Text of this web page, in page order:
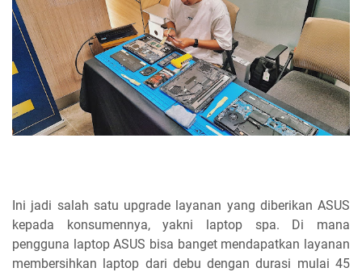
Ini jadi salah satu upgrade layanan yang diberikan ASUS
kepada konsumennya, yakni laptop spa. Di mana
pengguna laptop ASUS bisa banget mendapatkan layanan
membersihkan laptop dari debu dengan durasi mulai 45